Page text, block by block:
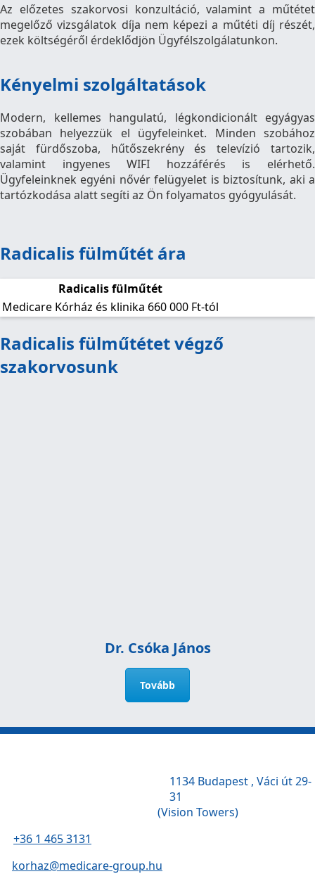
Az előzetes szakorvosi konzultáció, valamint a műtétet
megelőző vizsgálatok díja nem képezi a műtéti díj részét,
ezek költségéről érdeklődjön Ügyfélszolgálatunkon.
Kényelmi szolgáltatások
Modern, kellemes hangulatú, légkondicionált egyágyas
szobában helyezzük el ügyfeleinket. Minden szobához
saját fürdőszoba, hűtőszekrény és televízió tartozik,
valamint ingyenes WIFI hozzáférés is elérhető.
Ügyfeleinknek egyéni nővér felügyelet is biztosítunk, aki a
tartózkodása alatt segíti az Ön folyamatos gyógyulását.
Radicalis fülműtét ára
Radicalis fülműtét
Medicare Kórház és klinika 660 000 Ft-tól
Radicalis fülműtétet végző
szakorvosunk
Dr. Csóka János
Tovább
1134 Budapest , Váci út 29-
31
(Vision Towers)
+36 1 465 3131
korhaz@medicare-group.hu